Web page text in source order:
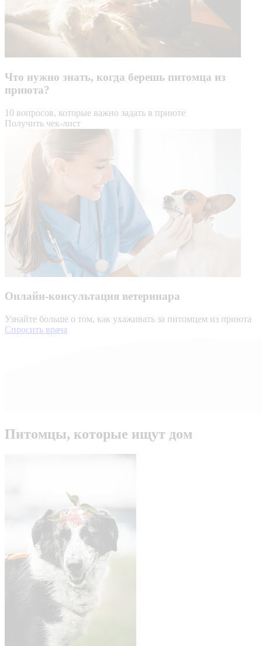
Что нужно знать, когда берешь питомца из
приюта?
10 вопросов, которые важно задать в приюте
Получить чек-лист
Онлайн-консультация ветеринара
Узнайте больше о том, как ухаживать за питомцем из приюта
Спросить врача
Питомцы, которые ищут дом